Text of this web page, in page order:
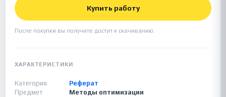
Купить работу
После покупки вы получите доступ к скачиванию.
ХАРАКТЕРИСТИКИ
Категория
Реферат
Предмет
Методы оптимизации